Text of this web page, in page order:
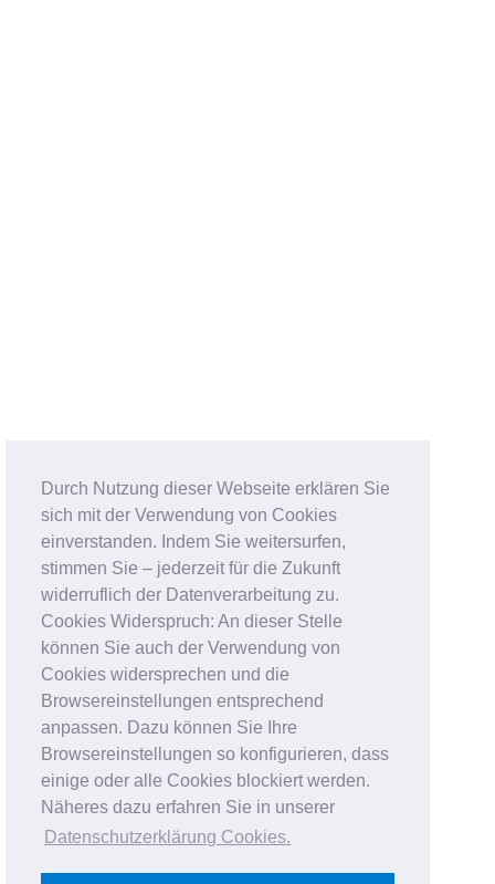
Durch Nutzung dieser Webseite erklären Sie
sich mit der Verwendung von Cookies
einverstanden. Indem Sie weitersurfen,
stimmen Sie – jederzeit für die Zukunft
widerruflich der Datenverarbeitung zu.
Cookies Widerspruch: An dieser Stelle
können Sie auch der Verwendung von
Cookies widersprechen und die
Browsereinstellungen entsprechend
anpassen. Dazu können Sie Ihre
Browsereinstellungen so konfigurieren, dass
einige oder alle Cookies blockiert werden.
Näheres dazu erfahren Sie in unserer
Datenschutzerklärung Cookies.